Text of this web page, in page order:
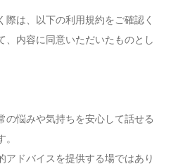
際は、以下の利用規約をご確認く
、内容に同意いただいたものとし
の悩みや気持ちを安心して話せる
アドバイスを提供する場ではあり